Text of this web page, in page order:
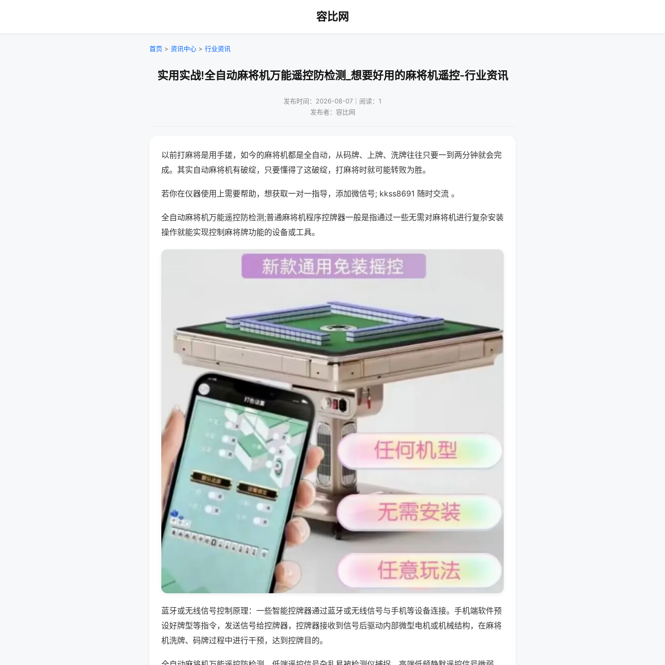
容比网
首页 > 资讯中心 > 行业资讯
实用实战!全自动麻将机万能遥控防检测_想要好用的麻将机遥控-行业资讯
发布时间：2026-08-07｜阅读：1
发布者：容比网
以前打麻将是用手搓，如今的麻将机都是全自动，从码牌、上牌、洗牌往往只要一到两分钟就会完
成。其实自动麻将机有破绽，只要懂得了这破绽，打麻将时就可能转败为胜。
若你在仪器使用上需要帮助，想获取一对一指导，添加微信号; kkss8691 随时交流 。
全自动麻将机万能遥控防检测;普通麻将机程序控牌器一般是指通过一些无需对麻将机进行复杂安装
操作就能实现控制麻将牌功能的设备或工具。
蓝牙或无线信号控制原理：一些智能控牌器通过蓝牙或无线信号与手机等设备连接。手机端软件预
设好牌型等指令，发送信号给控牌器，控牌器接收到信号后驱动内部微型电机或机械结构，在麻将
机洗牌、码牌过程中进行干预，达到控牌目的。